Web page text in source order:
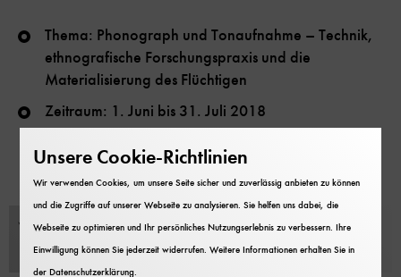
Thema: Phonograph und Tonaufnahme – Technik,
ethnografische Forschungspraxis und die
Materialisierung des Flüchtigen
Zeitraum: 1. Juni bis 31. Juli 2018
Projektskizze
Mueske_Exposee.pdf (PDF 67 KB)
Unsere Cookie-Richtlinien
Wir verwenden Cookies, um unsere Seite sicher und zuverlässig anbieten zu können
und die Zugriffe auf unserer Webseite zu analysieren. Sie helfen uns dabei, die
Webseite zu optimieren und Ihr persönliches Nutzungserlebnis zu verbessern. Ihre
Einwilligung können Sie jederzeit widerrufen. Weitere Informationen erhalten Sie in
derDatenschutzerklärung